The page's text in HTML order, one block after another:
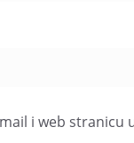
i web